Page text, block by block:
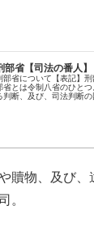
部省【司法の番人】
部省について【表記】
省とは令制八省のひと
判断、及び、司法判断
贖物、及び
。